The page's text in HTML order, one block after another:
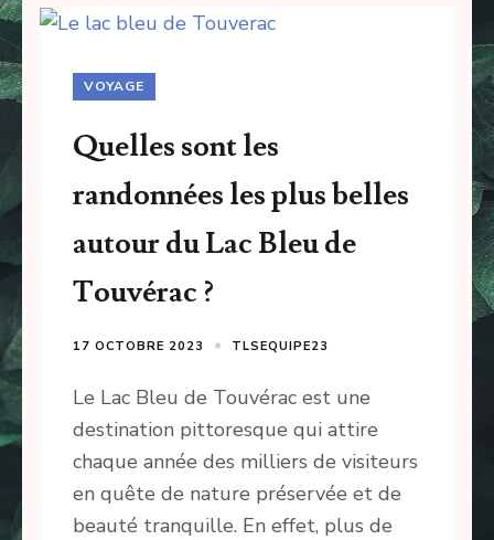
VOYAGE
Quelles sont les
randonnées les plus belles
autour du Lac Bleu de
Touvérac ?
17 OCTOBRE 2023 TLSEQUIPE23
Le Lac Bleu de Touvérac est une
destination pittoresque qui attire
chaque année des milliers de visiteurs
en quête de nature préservée et de
beauté tranquille. En effet, plus de